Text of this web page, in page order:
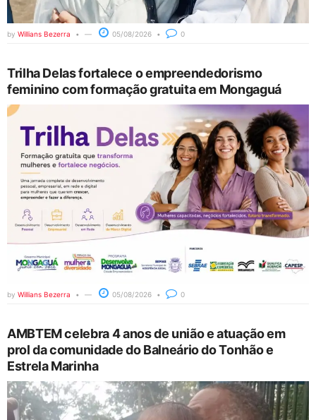
by Willians Bezerra 05/08/2026 0
Trilha Delas fortalece o empreendedorismo
feminino com formação gratuita em Mongaguá
by Willians Bezerra 05/08/2026 0
AMBTEM celebra 4 anos de união e atuação em
prol da comunidade do Balneário do Tonhão e
Estrela Marinha